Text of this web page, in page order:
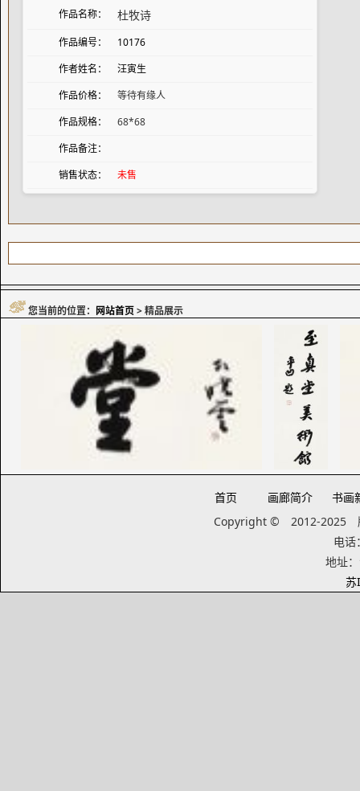
作品名称： 杜牧诗
作品编号：
10176
作者姓名：
汪寅生
作品价格：
等待有缘人
作品规格：
68*68
作品备注：
销售状态：
未售
您当前的位置： 网站首页> 精品展示
首页 画廊简介
书画
Copyright © 2012-2025
电话
地址
苏